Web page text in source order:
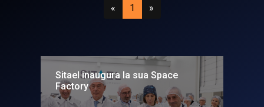
«Precedente
1 (attuale)
»Successivo
Sitael inaugura la sua Space
Factory